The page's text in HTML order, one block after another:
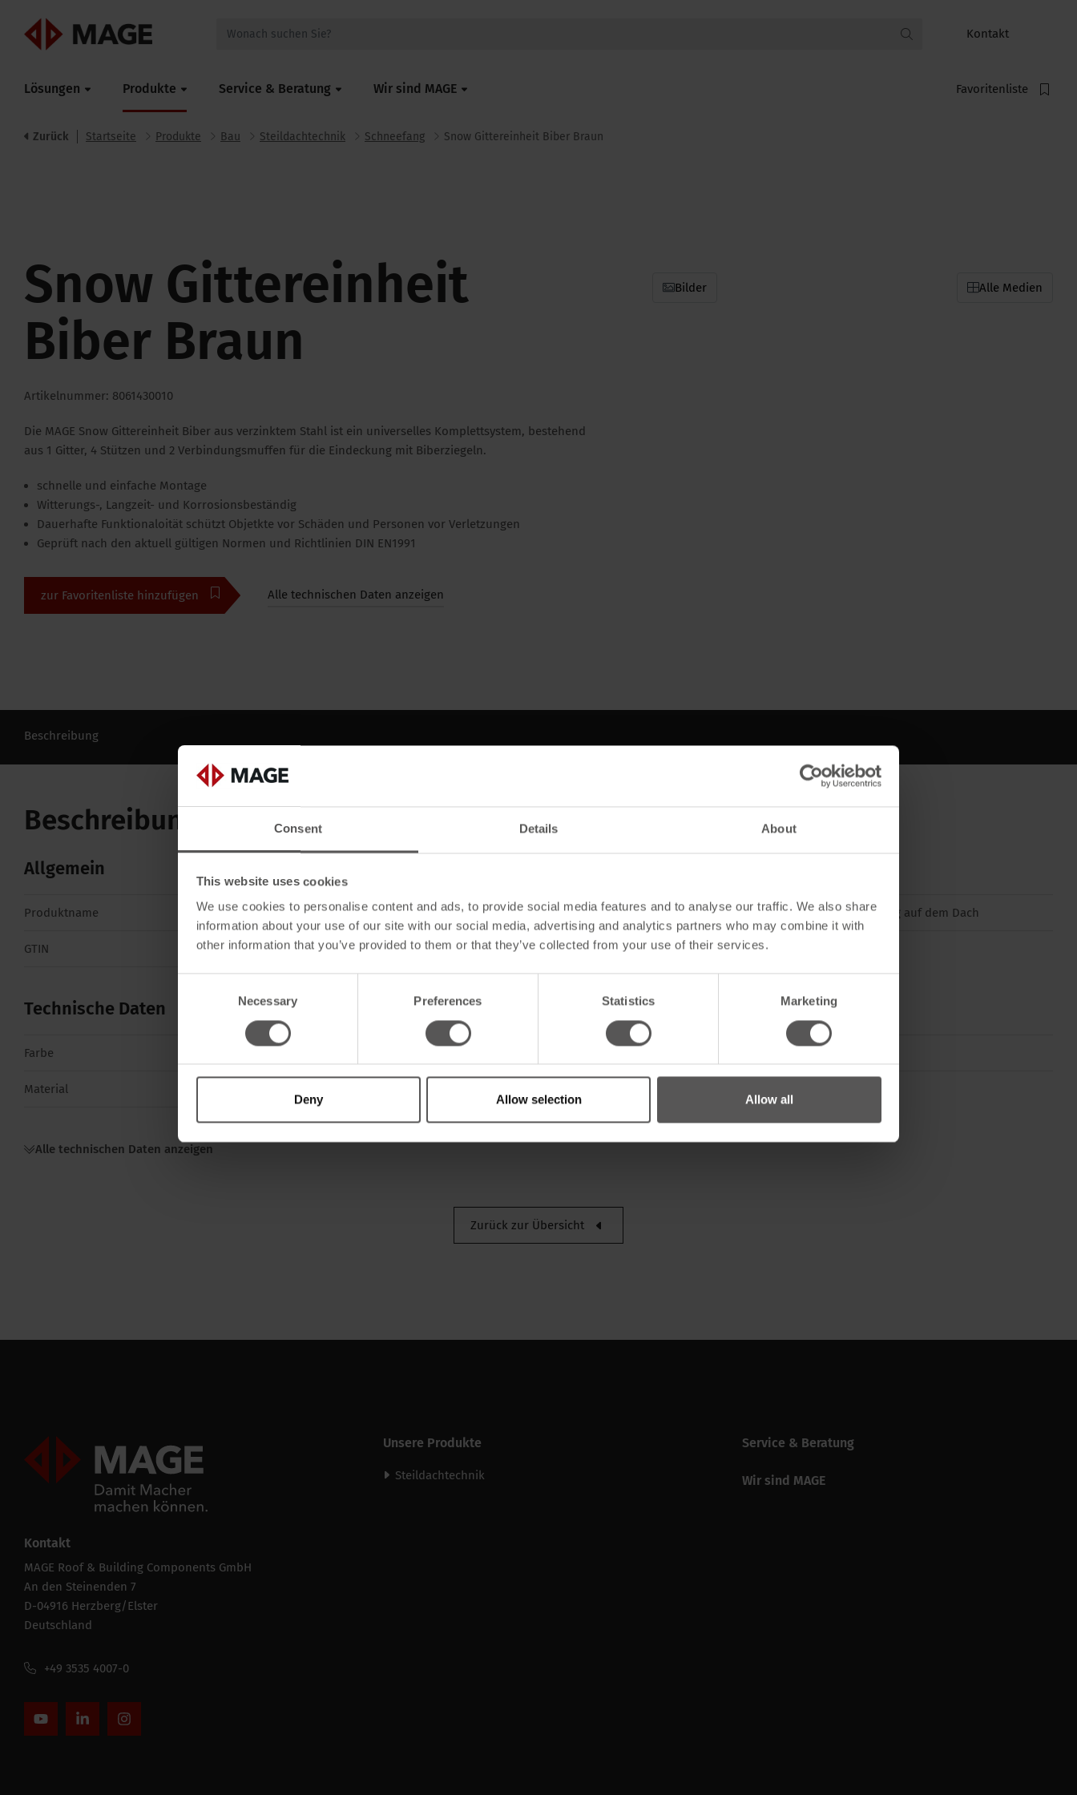
Consent Details About
This website uses cookies
We use cookies to personalise content and ads, to provide social media features and to analyse our traffic. We also share
information about your use of our site with our social media, advertising and analytics partners who may combine it with
other information that you’ve provided to them or that they’ve collected from your use of their services.
Necessary Preferences Statistics Marketing
Deny Allow selection Allow all
Mageroof Kontakt
Lösungen Produkte Service & Beratung Wir sind MAGE Favoritenliste
Zurück Startseite Produkte Bau Steildachtechnik Schneefang Snow Gittereinheit Biber Braun
Snow Gittereinheit
Biber Braun
Artikelnummer: 8061430010
Die MAGE Snow Gittereinheit Biber aus verzinktem Stahl ist ein universelles Komplettsystem, bestehend
aus 1 Gitter, 4 Stützen und 2 Verbindungsmuffen für die Eindeckung mit Biberziegeln.
schnelle und einfache Montage
Witterungs-, Langzeit- und Korrosionsbeständig
Dauerhafte Funktionaloität schützt Objetkte vor Schäden und Personen vor Verletzungen
Geprüft nach den aktuell gültigen Normen und Richtlinien DIN EN1991
zur Favoritenliste hinzufügen Alle technischen Daten anzeigen
Bilder Alle Medien
Beschreibung
Beschreibung
Allgemein
Produktname Snow Gittereinheit Biber Braun
GTIN 4262556350671
Artikelart Schneesicherung auf dem Dach
Technische Daten
Farbe
Material
Alle technischen Daten anzeigen
Leistungsfähigkeit
Alle Spezifikationen ausblenden
Zurück zur Übersicht
Mageroof Logo Footer
Kontakt
MAGE Roof & Building Components GmbH
An den Steinenden 7
D-04916 Herzberg/Elster
Deutschland
+49 3535 4007-0
Unsere Produkte
Steildachtechnik
Service & Beratung
Wir sind MAGE